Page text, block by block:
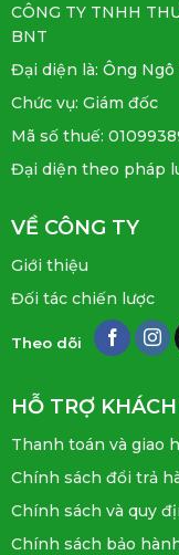
CÔNG TY TNHH
BNT
Đại diện là: Ông Ngô
Chức vụ: Giám đốc
Mã số thuế:
Đại diện theo pháp
VỀ CÔNG TY
Giới thiệu
Đối tác chiến lược
Theo dõi
HỖ TRỢ
Thanh toán và giao
Chính sách đổi trả
Chính sách và quy
Chính sách bảo